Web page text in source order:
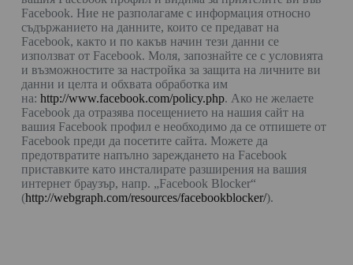
Facebook. Ние не разполагаме с информация относно
съдържанието на данните, които се предават на
Facebook, както и по какъв начин тези данни се
използват от Facebook. Моля, запознайте се с условията
и възможностите за настройка за защита на личните ви
данни и целта и обхвата обработка им
на: http://www.facebook.com/policy.php. Ако не желаете
Facebook да отразява посещението на нашия сайт на
вашия Facebook профил е необходимо да се отпишете от
Facebook преди да посетите сайта. Можете да
предотвратите напълно зареждането на Facebook
приставките като инсталирате разширения на вашия
интернет браузър, напр. „Facebook Blocker“
(http://webgraph.com/resources/facebookblocker/).